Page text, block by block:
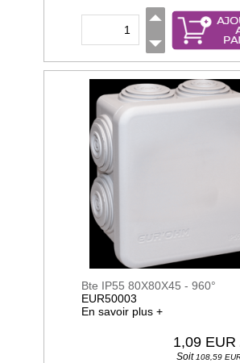
Bte IP55 80X80X45 - 960°
EUR50003
En savoir plus +
1,09 EUR
Soit 108,59